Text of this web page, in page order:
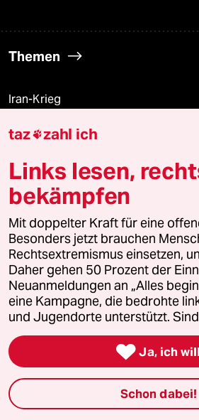
Themen
Iran-Krieg
Landtagswahl in Sachsen-Anhalt
Hitze
Christopher Street Day
Ceuta
Verlag
Aktuelles
Hausblog
taz zahl ich
Links lesen,
bekämpfen
Mit doppelter Kraft für eine
Besonders jetzt brauchen
Rechtsextremismus einsetzen,
Daher gehen 50 Prozent der
Neuanmeldungen an „Alles
eine Kampagne, die bedrohte
und Jugendorte unterstützt.
 Ja, ich will
Schon dabei!